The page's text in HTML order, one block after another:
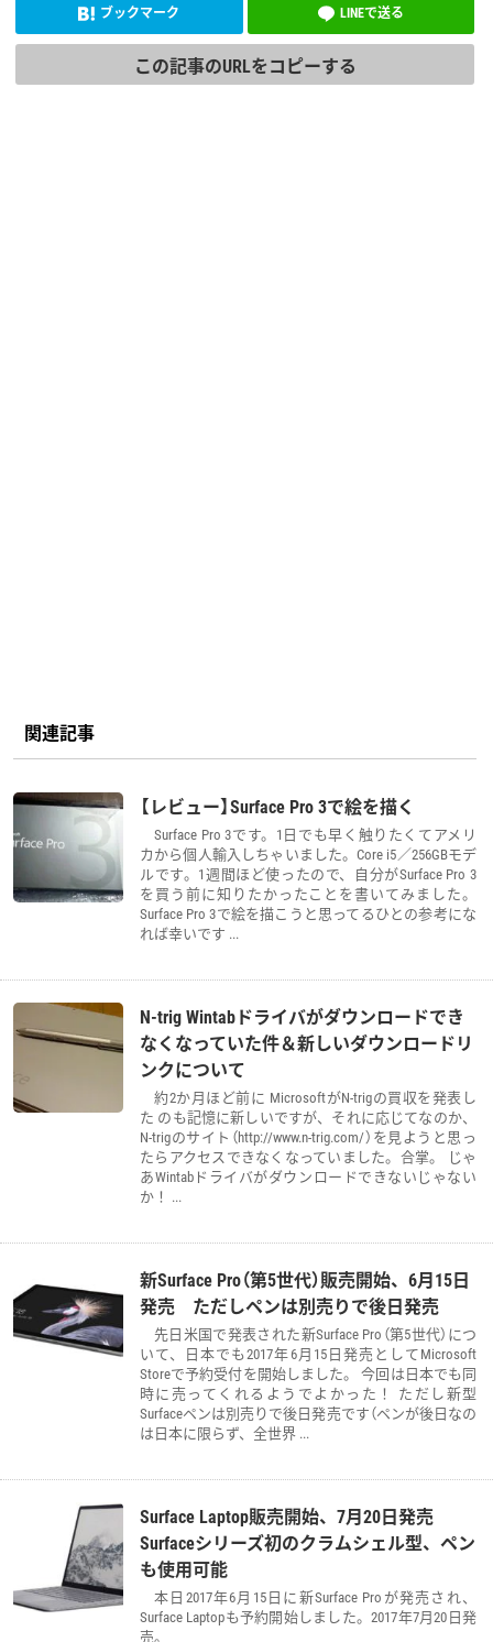
ブックマーク LINEで送る
この記事のURLをコピーする
関連記事
【レビュー】Surface Pro 3で絵を描く
Surface Pro 3です。1日でも早く触りたくてアメリ
カから個人輸入しちゃいました。Core i5／256GBモデ
ルです。1週間ほど使ったので、自分がSurface Pro 3
を買う前に知りたかったことを書いてみました。
Surface Pro 3で絵を描こうと思ってるひとの参考にな
れば幸いです ...
N-trig Wintabドライバがダウンロードでき
なくなっていた件＆新しいダウンロードリ
ンクについて
約2か月ほど前に MicrosoftがN-trigの買収を発表し
た のも記憶に新しいですが、それに応じてなのか、
N-trigのサイト（http://www.n-trig.com/）を見ようと思っ
たらアクセスできなくなっていました。合掌。 じゃ
あWintabドライバがダウンロードできないじゃない
か！ ...
新Surface Pro（第5世代）販売開始、6月15日
発売 ただしペンは別売りで後日発売
先日米国で発表された新Surface Pro（第5世代）につ
いて、日本でも2017年6月15日発売としてMicrosoft
Storeで予約受付を開始しました。 今回は日本でも同
時に売ってくれるようでよかった！ ただし新型
Surfaceペンは別売りで後日発売です（ペンが後日なの
は日本に限らず、全世界 ...
Surface Laptop販売開始、7月20日発売
Surfaceシリーズ初のクラムシェル型、ペン
も使用可能
本日2017年6月15日に新Surface Proが発売され、
Surface Laptopも予約開始しました。2017年7月20日発
売。